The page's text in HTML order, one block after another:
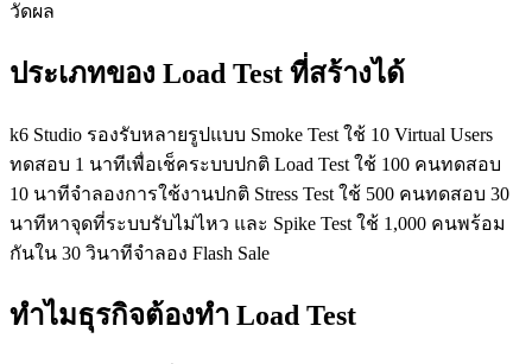
วัดผล
ประเภทของ Load Test ที่สร้างได้
k6 Studio รองรับหลายรูปแบบ Smoke Test ใช้ 10 Virtual Users
ทดสอบ 1 นาทีเพื่อเช็คระบบปกติ Load Test ใช้ 100 คนทดสอบ
10 นาทีจำลองการใช้งานปกติ Stress Test ใช้ 500 คนทดสอบ 30
นาทีหาจุดที่ระบบรับไม่ไหว และ Spike Test ใช้ 1,000 คนพร้อม
กันใน 30 วินาทีจำลอง Flash Sale
ทำไมธุรกิจต้องทำ Load Test